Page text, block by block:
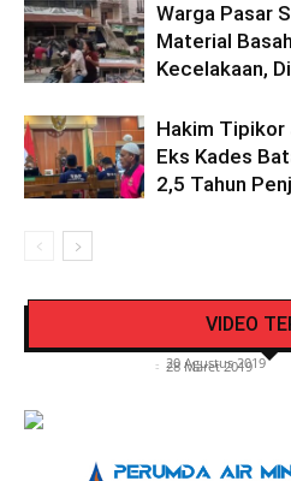
Warga Pasar
Material
Kecelakaan,
Hakim Tipikor
Eks Kades
2,5 Tahun
VIDEO
Video Detik Evakuasi
- 20 Agustus 2019
Lantas Polres Kerinci
- 28 Maret 2019